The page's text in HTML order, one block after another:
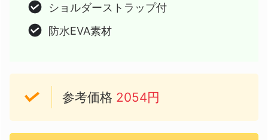
ショルダーストラップ付
防水EVA素材
参考価格 2054円